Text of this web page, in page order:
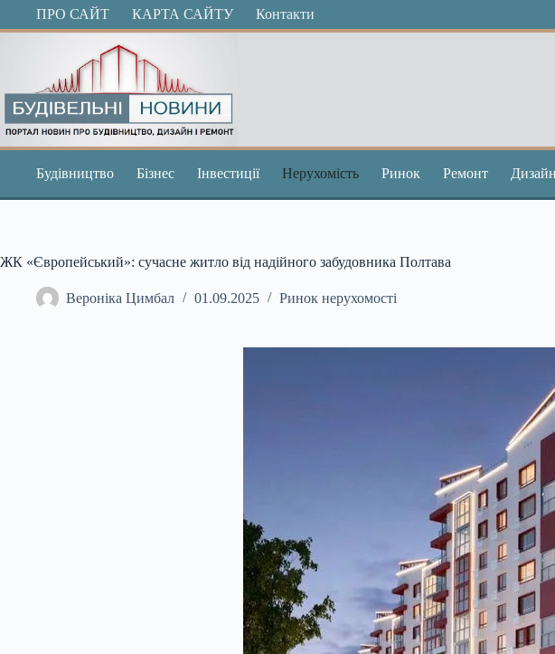
ПерейтиПРО САЙТ КАРТА САЙТУ Контакти
Будівництво Бізнес Інвестиції Нерухомість Ринок Ремонт Дизайн
ЖК «Європейський»: сучасне житло від надійного забудовника Полтава
Вероніка Цимбал 01.09.2025 Ринок нерухомості